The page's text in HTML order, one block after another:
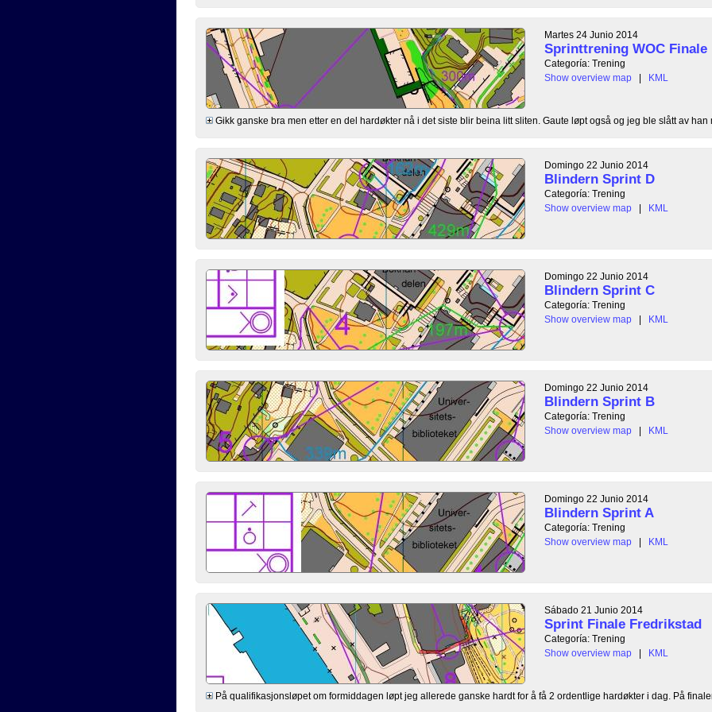
Martes 24 Junio 2014
Sprinttrening WOC Finale
Categoría: Trening
Show overview map
| KML
Gikk ganske bra men etter en del hardøkter nå i det siste blir beina litt sliten. Gaute løpt også og jeg ble slått av han
Domingo 22 Junio 2014
Blindern Sprint D
Categoría: Trening
Show overview map
| KML
Domingo 22 Junio 2014
Blindern Sprint C
Categoría: Trening
Show overview map
| KML
Domingo 22 Junio 2014
Blindern Sprint B
Categoría: Trening
Show overview map
| KML
Domingo 22 Junio 2014
Blindern Sprint A
Categoría: Trening
Show overview map
| KML
Sábado 21 Junio 2014
Sprint Finale Fredrikstad
Categoría: Trening
Show overview map
| KML
På qualifikasjonsløpet om formiddagen løpt jeg allerede ganske hardt for å få 2 ordentlige hardøkter i dag. På